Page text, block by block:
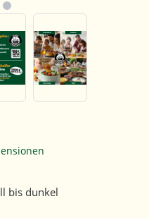
bis dunkel